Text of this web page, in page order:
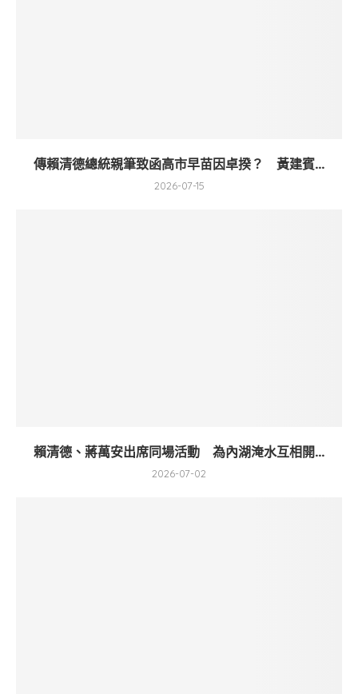
傳賴清德總統親筆致函高市早苗因卓揆？ 黃建賓...
2026-07-15
賴清德、蔣萬安出席同場活動 為內湖淹水互相開...
2026-07-02